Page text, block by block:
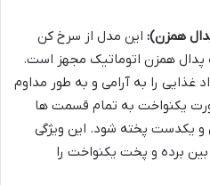
همزن): این مدل از سرخ کن
پدال همزن اتوماتیک مجهز است.
غذایی را به آرامی و به طور مداوم
یکنواخت به تمام قسمت ها
یکدست پخته شود. این ویژگی
برده و پخت یکنواخت را